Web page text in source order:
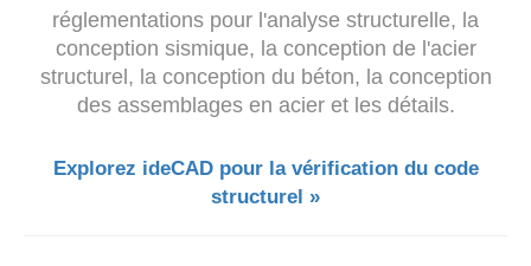
réglementations pour l'analyse structurelle, la
conception sismique, la conception de l'acier
structurel, la conception du béton, la conception
des assemblages en acier et les détails.
Explorez ideCAD pour la vérification du code
structurel »